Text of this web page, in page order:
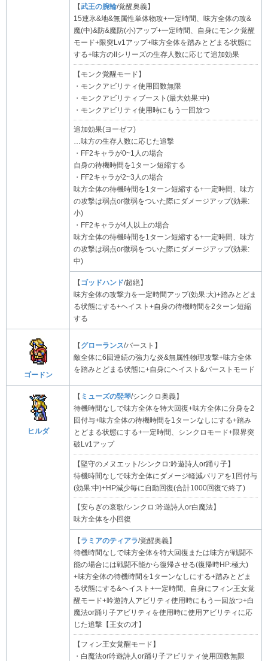
【武王の腕輪/覚醒奥義】
15連氷&地&無属性単体物攻+一定時間、味方全体の攻&
魔(中)&防&魔防(小)アップ+一定時間、自身にモンク覚醒
モード+限突Lv1アップ+味方全体を踏みとどまる状態に
する+味方のIIシリーズの生存人数に応じて追加効果
【モンク覚醒モード】
・モンクアビリティ使用回数無限
・モンクアビリティブースト(最大効果:中)
・モンクアビリティ使用時にもう一回放つ
追加効果(ヨーゼフ)
…味方の生存人数に応じた追撃
・FF2キャラが0~1人の場合
自身の待機時間を1ターン短縮する
・FF2キャラが2~3人の場合
味方全体の待機時間を1ターン短縮する+一定時間、味方
の攻撃は弱点or微弱をついた際にダメージアップ(効果:
小)
・FF2キャラが4人以上の場合
味方全体の待機時間を1ターン短縮する+一定時間、味方
の攻撃は弱点or微弱をついた際にダメージアップ(効果:
中)
【 ゴッドハンド/超絶】
味方全体の攻撃力を一定時間アップ(効果:大)+踏みとどま
る状態にする+ヘイスト+自身の待機時間を2ターン短縮
する
ゴードン
【 グローランス/バースト】
敵全体に6回連続の強力な炎&無属性物理攻撃+味方全体
を踏みとどまる状態に+自身にヘイスト&バーストモード
ヒルダ
【 ミューズの竪琴/シンクロ奥義】
待機時間なしで味方全体を特大回復+味方全体に分身を2
回付与+味方全体の待機時間を1ターンなしにする+踏み
とどまる状態にする+一定時間、シンクロモード+限界突
破Lv1アップ
【堅守のメヌエット/シンクロ:吟遊詩人or踊り子】
待機時間なしで味方全体にダメージ軽減バリアを1回付与
(効果:中)+HP減少毎に自動回復(合計1000回復で終了)
【安らぎの哀歌/シンクロ:吟遊詩人or白魔法】
味方全体を小回復
【 ラミアのティアラ/覚醒奥義】
待機時間なしで味方全体を特大回復または味方が戦闘不
能の場合には戦闘不能から復帰させる(復帰時HP:極大)
+味方全体の待機時間を1ターンなしにする+踏みとどま
る状態にする&ヘイスト+一定時間、自身にフィン王女覚
醒モード+吟遊詩人アビリティ使用時にもう一回放つ+白
魔法or踊り子アビリティを使用時に使用アビリティに応
じた追撃【王女の才】
【フィン王女覚醒モード】
・白魔法or吟遊詩人or踊り子アビリティ使用回数無限